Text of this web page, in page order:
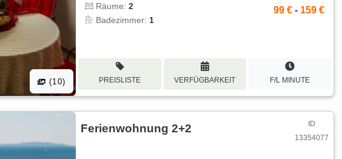
(10)
Räume:2
Badezimmer: 1
99 € - 159 €
PREISLISTE VERFÜGBARKEIT F/L MINUTE
Ferienwohnung 2+2
ID
13354077